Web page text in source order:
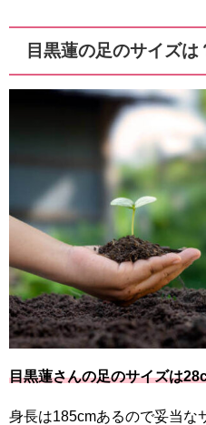
目黒蓮の足のサイズは
目黒蓮さんの足のサイズは
身長は185cmあるので妥当な